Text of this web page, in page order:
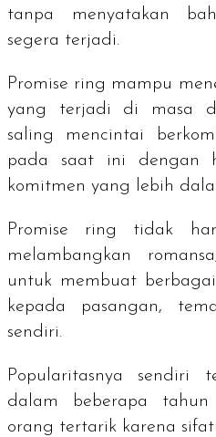
tanpa menyatakan
segera terjadi.
Promise ring mampu
yang terjadi di masa
saling mencintai
pada saat ini dengan
komitmen yang lebih
Promise ring
tidak
melambangkan
untuk membuat
kepada pasangan,
sendiri.
Popularitasnya sendiri
dalam beberapa
orang tertarik karena